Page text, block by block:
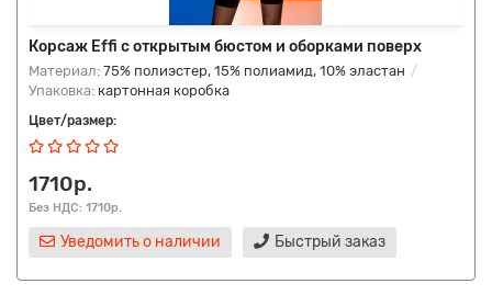
Корсаж Effi с открытым бюстом и оборками поверх
Материал: 75% полиэстер, 15% полиамид, 10% эластан
Упаковка: картонная коробка
Цвет/размер:
1710р.
Без НДС: 1710р.
Уведомить о наличии Быстрый заказ